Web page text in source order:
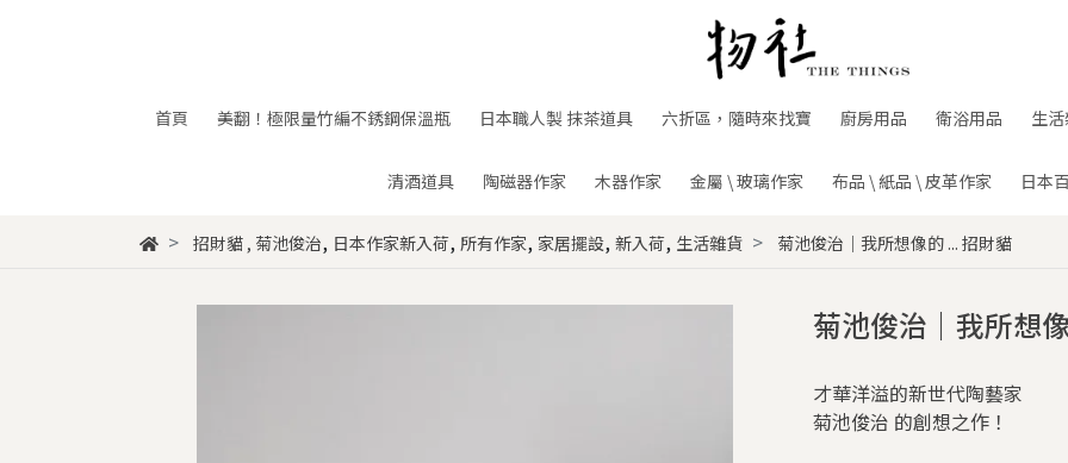
首頁 美翻！極限量竹編不銹鋼保溫瓶 日本職人製 抹茶道具 六折區，隨時來找寶 廚房用品 衛浴用品 生
清酒道具 陶磁器作家 木器作家 金屬 \ 玻璃作家 布品 \ 紙品 \ 皮革作家 日本
招財貓, 菊池俊治, 日本作家新入荷, 所有作家, 家居擺設, 新入荷, 生活雜貨 菊池俊治｜我所想像的 ... 招財貓
菊池俊治｜我所想
才華洋溢的新世代陶藝家
菊池俊治 的創想之作！